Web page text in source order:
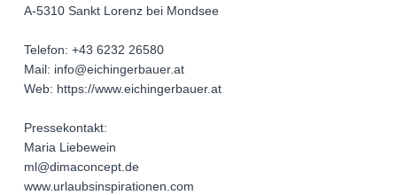
A-5310 Sankt Lorenz bei Mondsee
Telefon: +43 6232 26580
Mail: info@eichingerbauer.at
Web: https://www.eichingerbauer.at
Pressekontakt:
Maria Liebewein
ml@dimaconcept.de
www.urlaubsinspirationen.com